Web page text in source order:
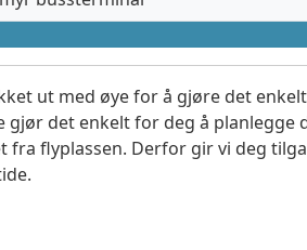
ut med øye for å gjøre det
det enkelt for deg å planlegge
fra flyplassen. Derfor gir vi deg